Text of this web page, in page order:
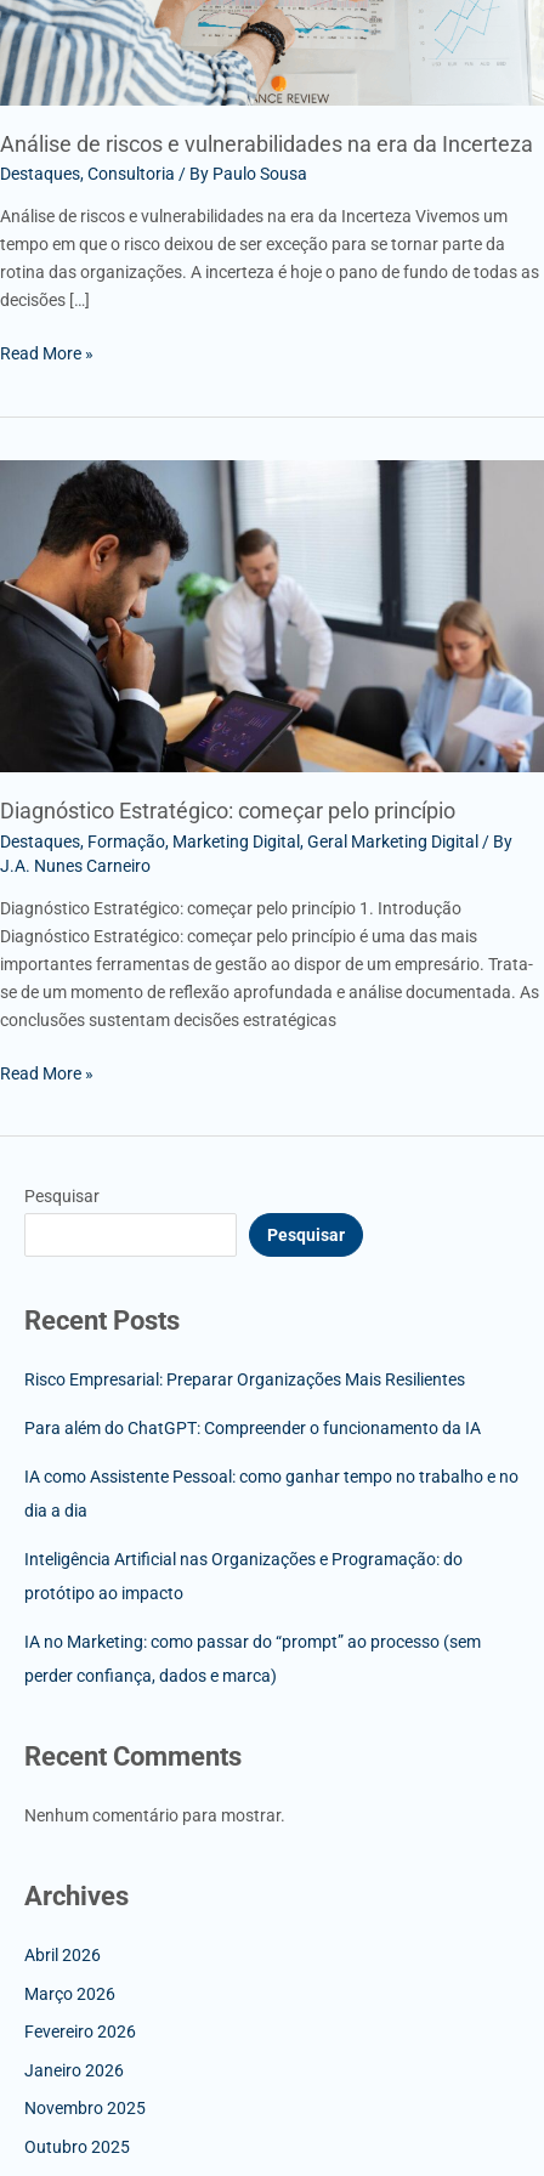
Análise de riscos e vulnerabilidades na era da Incerteza
Destaques,Consultoria / By Paulo Sousa
Análise de riscos e vulnerabilidades na era da Incerteza Vivemos um
tempo em que o risco deixou de ser exceção para se tornar parte da
rotina das organizações. A incerteza é hoje o pano de fundo de todas as
decisões […]
Incerteza
Read More »
Diagnóstico Estratégico: começar pelo princípio
Destaques, Formação, Marketing Digital ,Geral Marketing Digital / By
J.A. Nunes Carneiro
Diagnóstico Estratégico: começar pelo princípio 1. Introdução
Diagnóstico Estratégico: começar pelo princípio é uma das mais
importantes ferramentas de gestão ao dispor de um empresário. Trata-
se de um momento de reflexão aprofundada e análise documentada. As
conclusões sustentam decisões estratégicas
Diagnóstico
Estratégico:
começar
princípio
Read More »
Pesquisar
Pesquisar
Recent Posts
Risco Empresarial: Preparar Organizações Mais Resilientes
Para além do ChatGPT: Compreender o funcionamento da IA
IA como Assistente Pessoal: como ganhar tempo no trabalho e no
dia a dia
Inteligência Artificial nas Organizações e Programação: do
protótipo ao impacto
IA no Marketing: como passar do “prompt” ao processo (sem
perder confiança, dados e marca)
Recent Comments
Nenhum comentário para mostrar.
Archives
Abril 2026
Março 2026
Fevereiro 2026
Janeiro 2026
Novembro 2025
Outubro 2025